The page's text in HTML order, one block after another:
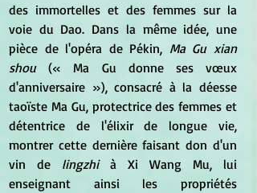
des immortelles et des femmes sur la
voie du Dao. Dans la même idée, une
pièce de l'opéra de Pékin, Ma Gu xian
shou (« Ma Gu donne ses vœux
d'anniversaire »), consacré à la déesse
taoïste Ma Gu, protectrice des femmes et
détentrice de l'élixir de longue vie,
montrer cette dernière faisant don d'un
vin de lingzhi à Xi Wang Mu, lui
enseignant ainsi les propriétés